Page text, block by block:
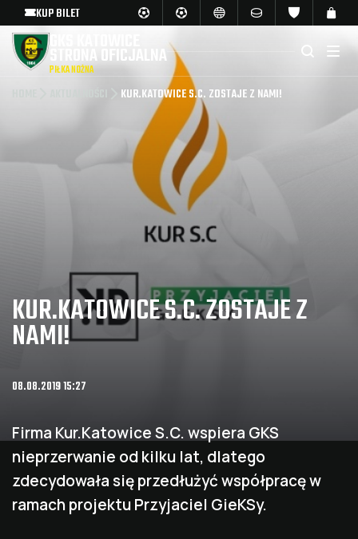
KUP BILET
STRONA OFICJALNA
PIŁKA NOŻNA
KUR.KATOWICE S.C. ZOSTAJE Z NAMI!
KUR.KATOWICE S.C. ZOSTAJE Z
NAMI!
08.08.2019 15:27
Firma Kur.Katowice S.C. wspiera GKS
nieprzerwanie od kilku lat, dlatego
zdecydowała się przedłużyć współpracę w
ramach projektu Przyjaciel GieKSy.